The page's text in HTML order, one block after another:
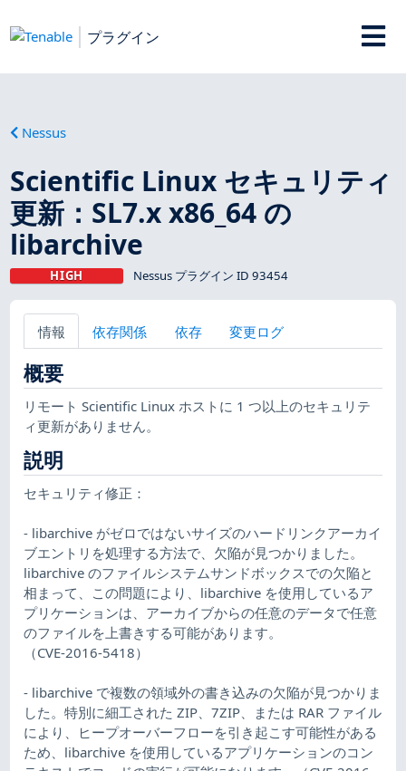
プラグイン
Nessus
Scientific Linux セキュリティ
更新：SL7.x x86_64 の
libarchive
HIGH Nessus プラグイン ID 93454
情報 依存関係 依存 変更ログ
概要
リモート Scientific Linux ホストに 1 つ以上のセキュリテ
ィ更新がありません。
説明
セキュリティ修正：
- libarchive がゼロではないサイズのハードリンクアーカイ
ブエントリを処理する方法で、欠陥が見つかりました。
libarchive のファイルシステムサンドボックスでの欠陥と
相まって、この問題により、libarchive を使用しているア
プリケーションは、アーカイブからの任意のデータで任意
のファイルを上書きする可能があります。
（CVE-2016-5418）
- libarchive で複数の領域外の書き込みの欠陥が見つかりま
した。特別に細工された ZIP、7ZIP、または RAR ファイル
により、ヒープオーバーフローを引き起こす可能性がある
ため、libarchive を使用しているアプリケーションのコン